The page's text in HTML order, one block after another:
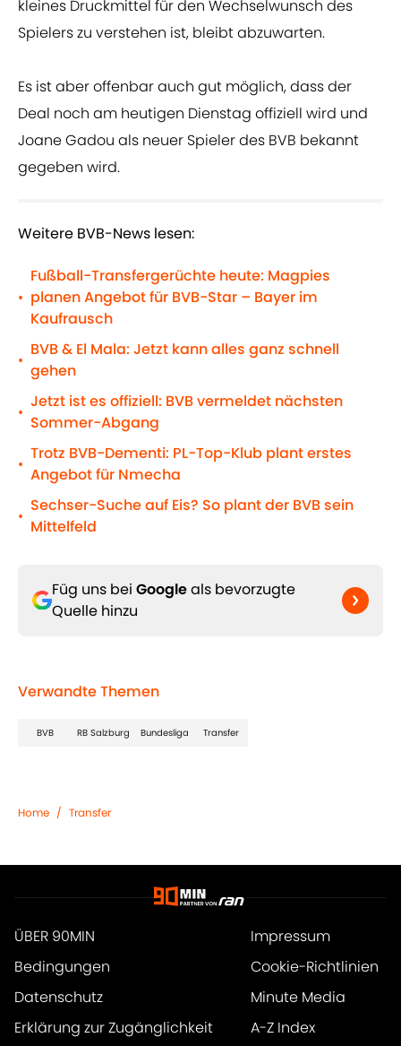
kleines Druckmittel für den Wechselwunsch des
Spielers zu verstehen ist, bleibt abzuwarten.
Es ist aber offenbar auch gut möglich, dass der
Deal noch am heutigen Dienstag offiziell wird und
Joane Gadou als neuer Spieler des BVB bekannt
gegeben wird.
Weitere BVB-News lesen:
•
Fußball-Transfergerüchte heute: Magpies
planen Angebot für BVB-Star – Bayer im
Kaufrausch
•
BVB & El Mala: Jetzt kann alles ganz schnell
gehen
•
Jetzt ist es offiziell: BVB vermeldet nächsten
Sommer-Abgang
•
Trotz BVB-Dementi: PL-Top-Klub plant erstes
Angebot für Nmecha
•
Sechser-Suche auf Eis? So plant der BVB sein
Mittelfeld
Füg uns bei Googleals bevorzugte
Quelle hinzu
Verwandte Themen
BVB RB Salzburg Bundesliga Transfer
Home / Transfer
ÜBER 90MIN
Impressum
Bedingungen
Cookie-Richtlinien
Datenschutz
Minute Media
Erklärung zur Zugänglichkeit
A-Z Index